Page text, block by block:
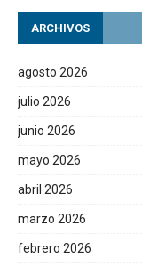
ARCHIVOS
agosto 2026
julio 2026
junio 2026
mayo 2026
abril 2026
marzo 2026
febrero 2026